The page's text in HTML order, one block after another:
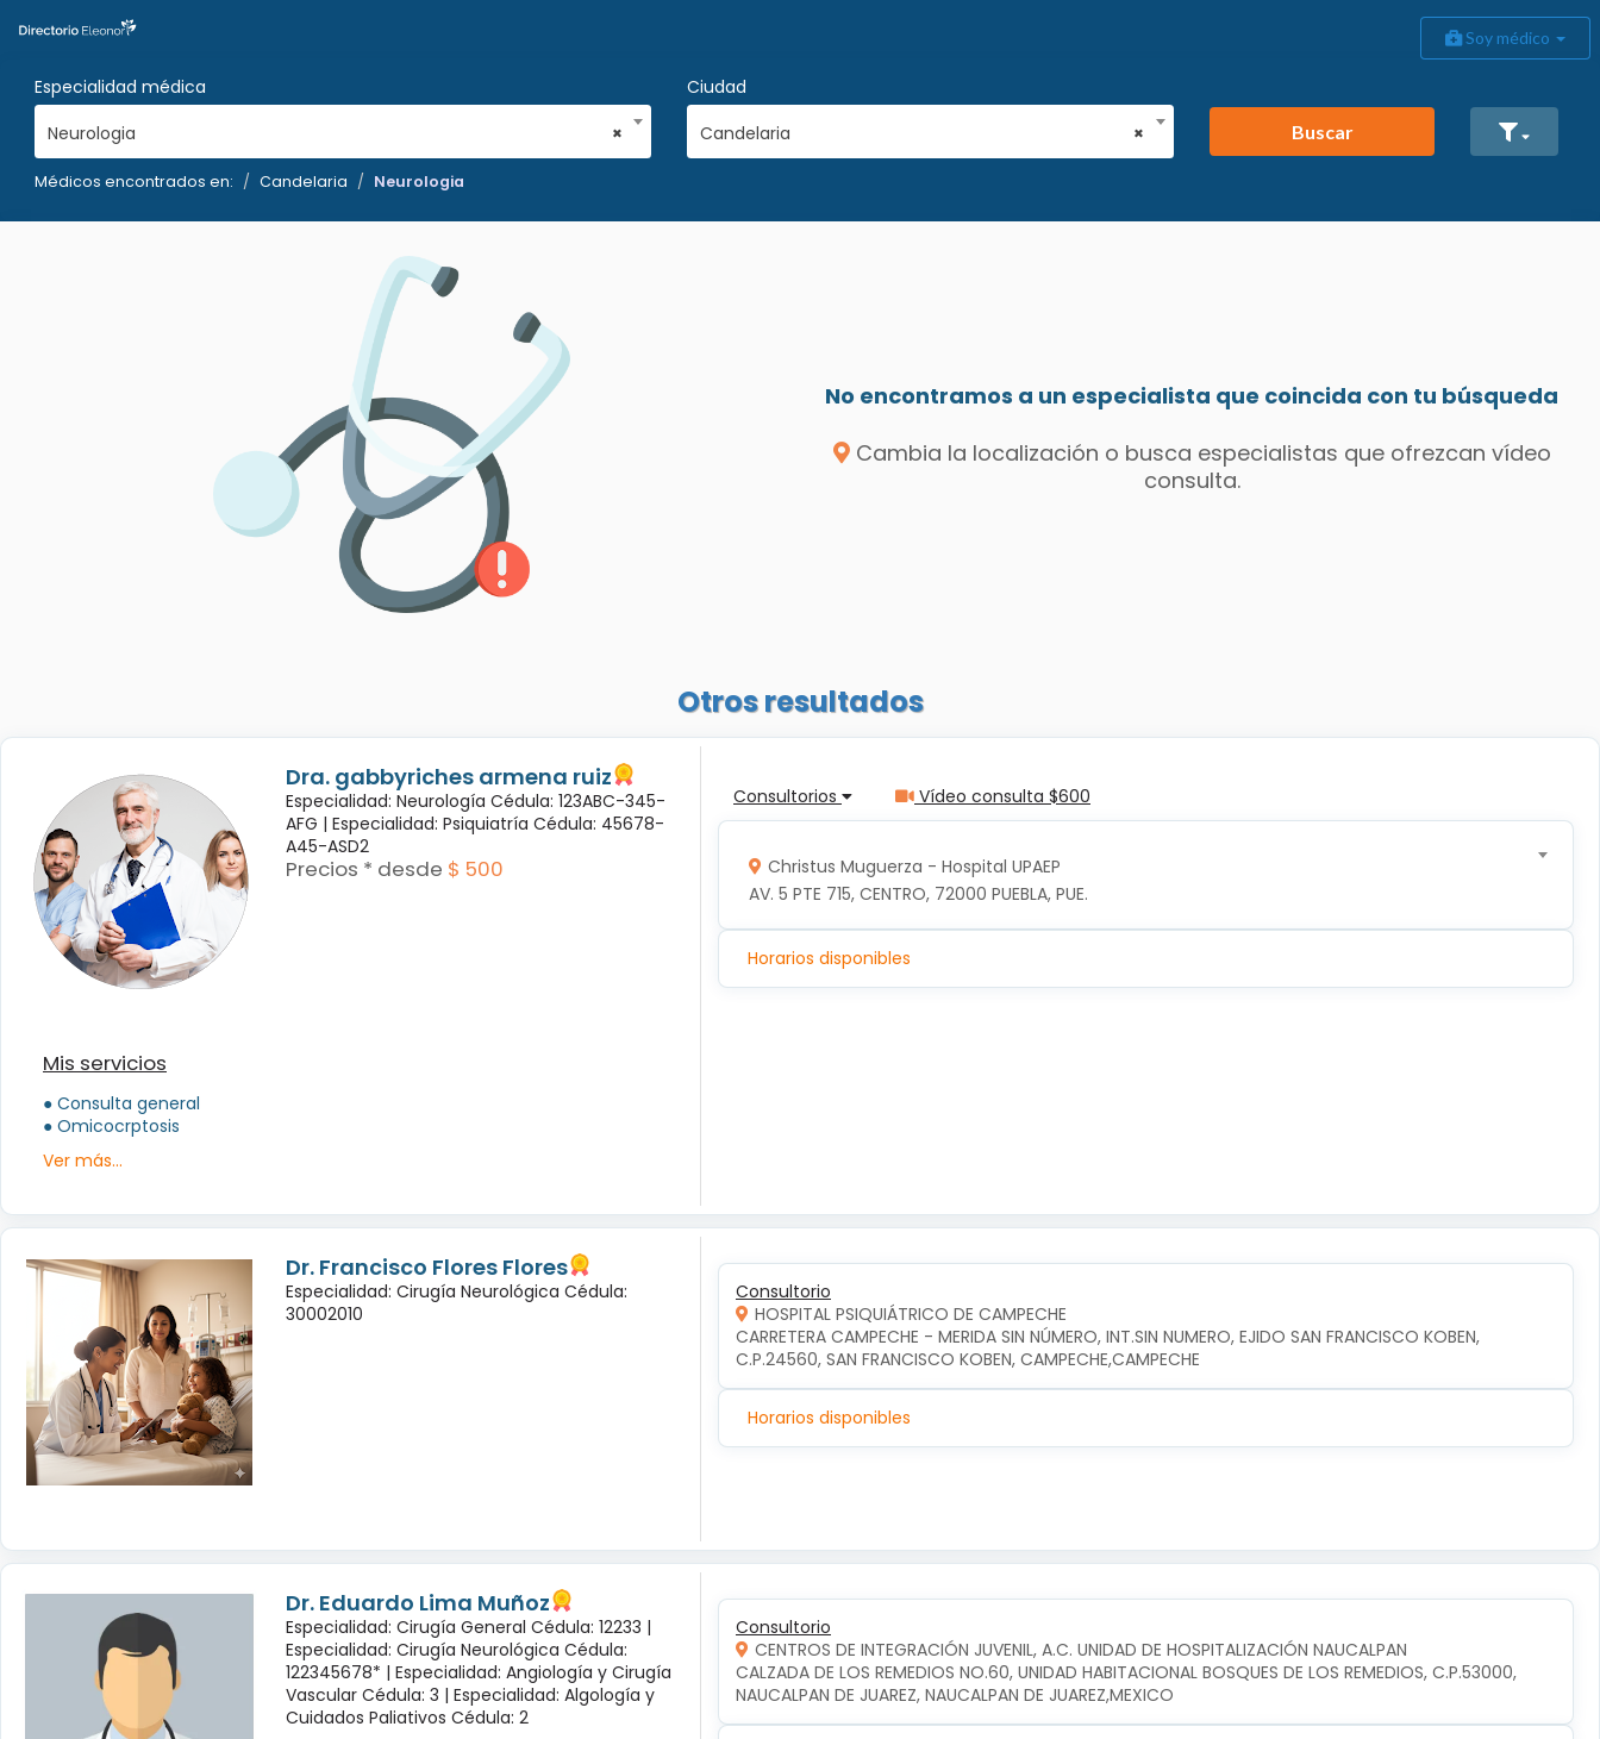
Soy médico
Especialidad médica
×
Neurologia
Ciudad
×
Candelaria Buscar
Médicos encontrados en: Candelaria Neurologia
No encontramos a un especialista que coincida con tu búsqueda
Cambia la localización o busca especialistas que ofrezcan vídeo
consulta.
Otros resultados
Dra. gabbyriches armena ruiz
Especialidad: Neurología Cédula: 123ABC-345-
AFG | Especialidad: Psiquiatría Cédula: 45678-
A45-ASD2
Precios * desde $ 500
Mis servicios
● Consulta general
● Omicocrptosis
Ver más...
Consultorios Vídeo consulta $600
Christus Muguerza - Hospital UPAEP
AV. 5 PTE 715, CENTRO, 72000 PUEBLA, PUE.
Horarios disponibles
Dr. Francisco Flores Flores
Especialidad: Cirugía Neurológica Cédula:
30002010
Consultorio
HOSPITAL PSIQUIÁTRICO DE CAMPECHE
CARRETERA CAMPECHE - MERIDA SIN NÚMERO, INT.SIN NUMERO, EJIDO SAN FRANCISCO KOBEN,
C.P.24560, SAN FRANCISCO KOBEN, CAMPECHE,CAMPECHE
Horarios disponibles
Dr. Eduardo Lima Muñoz
Especialidad: Cirugía General Cédula: 12233 |
Especialidad: Cirugía Neurológica Cédula:
122345678* | Especialidad: Angiología y Cirugía
Vascular Cédula: 3 | Especialidad: Algología y
Cuidados Paliativos Cédula: 2
Consultorio
CENTROS DE INTEGRACIÓN JUVENIL, A.C. UNIDAD DE HOSPITALIZACIÓN NAUCALPAN
CALZADA DE LOS REMEDIOS NO.60, UNIDAD HABITACIONAL BOSQUES DE LOS REMEDIOS, C.P.53000,
NAUCALPAN DE JUAREZ, NAUCALPAN DE JUAREZ,MEXICO